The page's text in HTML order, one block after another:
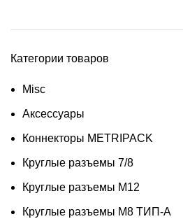
Категории товаров
Misc
Аксессуары
Коннекторы METRIPACK
Круглые разъемы 7/8
Круглые разъемы M12
Круглые разъемы M8 ТИП-A